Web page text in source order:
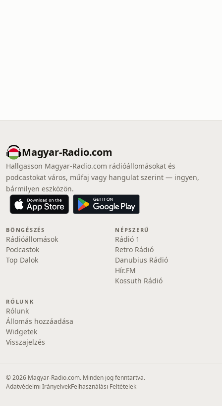
Magyar-Radio.com
Hallgasson Magyar-Radio.com rádióállomásokat és
podcastokat város, műfaj vagy hangulat szerint — ingyen,
bármilyen eszközön.
BÖNGÉSZÉS
Rádióállomások
Podcastok
Top Dalok
NÉPSZERŰ
Rádió 1
Retro Rádió
Danubius Rádió
Hír.FM
Kossuth Rádió
RÓLUNK
Rólunk
Állomás hozzáadása
Widgetek
Visszajelzés
© 2026 Magyar-Radio.com. Minden jog fenntartva.
Adatvédelmi IrányelvekFelhasználási Feltételek